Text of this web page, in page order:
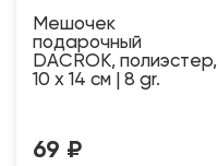
Мешочек
подарочный
DACROK, полиэстер,
10 x 14 см | 8 gr.
69 ₽